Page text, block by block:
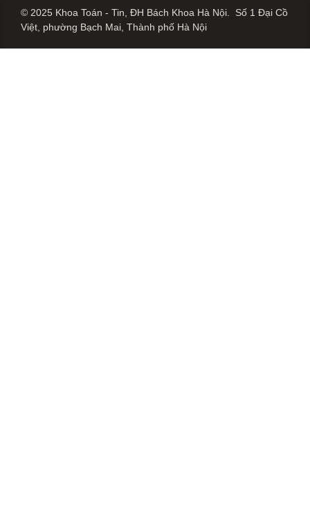
© 2025 Khoa Toán - Tin, ĐH Bách Khoa Hà Nội. Số 1 Đại Cồ
Việt, phường Bạch Mai, Thành phố Hà Nội